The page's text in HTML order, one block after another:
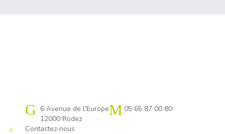
Cap emploi 12
6 Avenue de l'Europe
12000 Rodez
05 65 87 00 80
Contactez-nous